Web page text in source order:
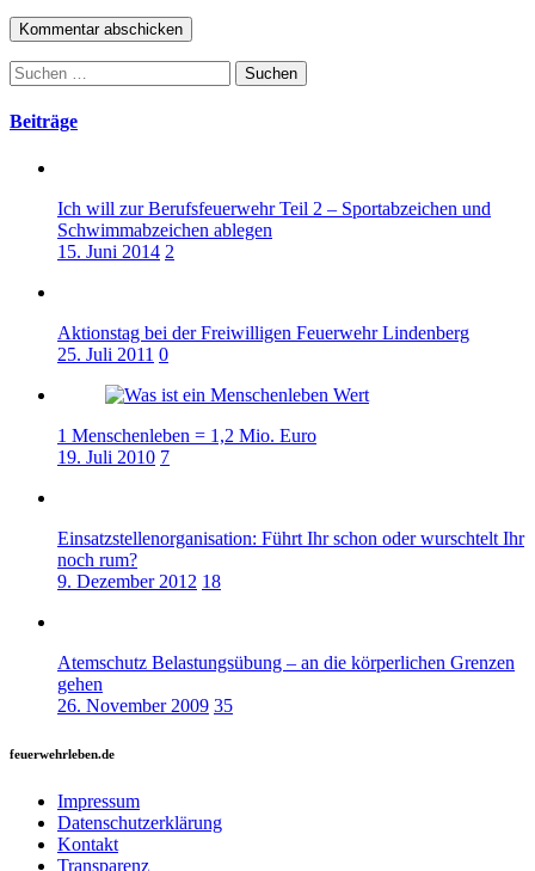
Suchen
nach:
Beiträge
Ich will zur Berufsfeuerwehr Teil 2 – Sportabzeichen und
Schwimmabzeichen ablegen
15. Juni 2014 2
Aktionstag bei der Freiwilligen Feuerwehr Lindenberg
25. Juli 2011 0
1 Menschenleben = 1,2 Mio. Euro
19. Juli 2010 7
Einsatzstellenorganisation: Führt Ihr schon oder wurschtelt Ihr
noch rum?
9. Dezember 2012 18
Atemschutz Belastungsübung – an die körperlichen Grenzen
gehen
26. November 2009 35
feuerwehrleben.de
Impressum
Datenschutzerklärung
Kontakt
Transparenz